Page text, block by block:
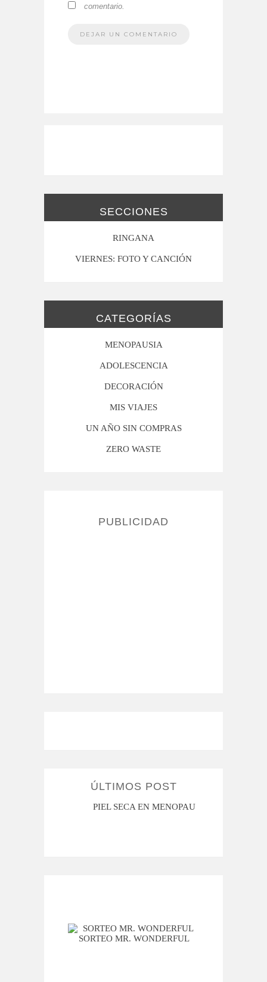
comentario.
SECCIONES
RINGANA
VIERNES: FOTO Y CANCIÓN
CATEGORÍAS
MENOPAUSIA
ADOLESCENCIA
DECORACIÓN
MIS VIAJES
UN AÑO SIN COMPRAS
ZERO WASTE
PUBLICIDAD
ÚLTIMOS POST
PIEL SECA EN MENOPAUSIA
SORTEO MR. WONDERFUL